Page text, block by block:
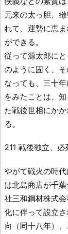
元来の太っ胆、
れて、運勢に恵
ができる。
従って源太郎に
のように固く、
なっても、三十
をみたことは、
た戦後世相にか
る。
211 戦後独立、必
やがて戦火の時
は北島商店が千
社三和鋼材株式
化に伴って設立
向（同十八年）